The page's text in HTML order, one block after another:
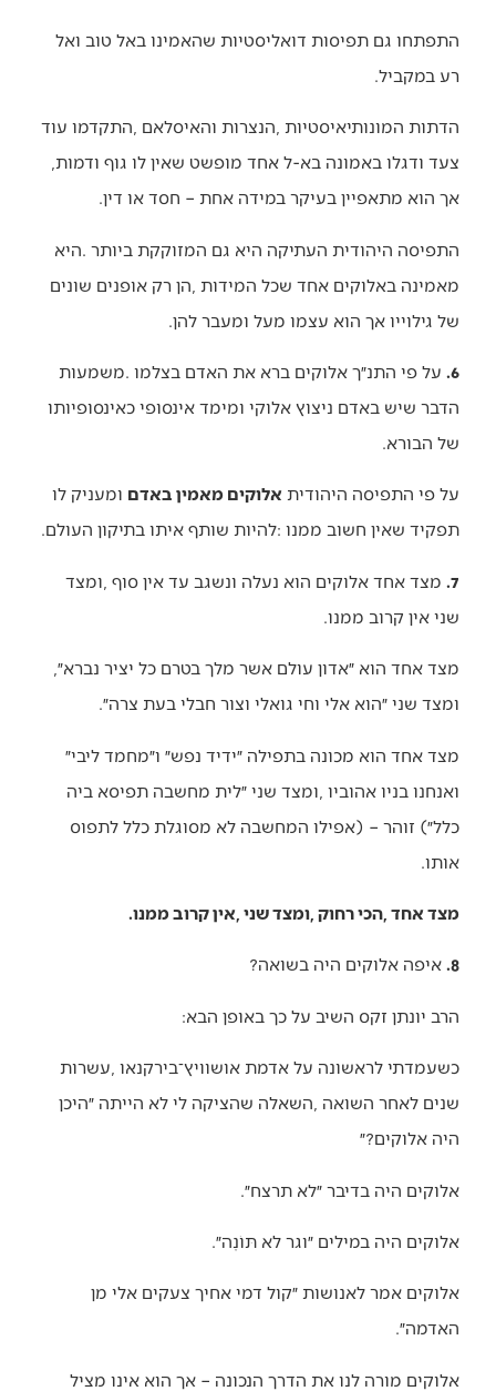
התפתחו‭ ‬גם‭ ‬תפיסות‭ ‬דואליסטיות‭ ‬שהאמינו‭ ‬באל‭ ‬טוב‭ ‬ואל‭
‬רע‭ ‬במקביל‭. ‬
הדתות‭ ‬המונותיאיסטיות‭, ‬הנצרות‭ ‬והאיסלאם‭, ‬התקדמו‭ ‬עוד‭
‬אך‭ ‬הוא‭ ‬מתאפיין‭ ‬בעיקר‭ ‬במידה‭ ‬אחת‭ – ‬חסד‭ ‬או‭ ‬דין‭. ‬
‬של‭ ‬גילוייו‭ ‬אך‭ ‬הוא‭ ‬עצמו‭ ‬מעל‭ ‬ומעבר‭ ‬להן‭. ‬
6.
‬הדבר‭ ‬שיש‭ ‬באדם‭ ‬ניצוץ‭ ‬אלוקי‭ ‬ומימד‭ ‬אינסופי‭ ‬כאינסופיותו‭
‬של‭ ‬הבורא‭. ‬
על‭ ‬פי‭ ‬התפיסה‭ ‬היהודית‭ ‬ אלוקים‭ ‬מאמין‭ ‬באדם
‭ ‬ומעניק‭ ‬לו‭
‬תפקיד‭ ‬שאין‭ ‬חשוב‭ ‬ממנו‭: ‬להיות‭ ‬שותף‭ ‬איתו‭ ‬בתיקון‭ ‬העולם‭.‬
7.
‭ ‬מצד‭ ‬אחד‭ ‬אלוקים‭ ‬הוא‭ ‬נעלה‭ ‬ונשגב‭ ‬עד‭ ‬אין‭ ‬סוף‭, ‬ומצד‭
‬שני‭ ‬אין‭ ‬קרוב‭ ‬ממנו‭. ‬
מצד‭ ‬אחד‭ ‬הוא‭ ‬״אדון‭ ‬עולם‭ ‬אשר‭ ‬מלך‭ ‬בטרם‭ ‬כל‭ ‬יציר‭ ‬נברא״‭,
‬ומצד‭ ‬שני‭ ‬״הוא‭ ‬אלי‭ ‬וחי‭ ‬גואלי‭ ‬וצור‭ ‬חבלי‭ ‬בעת‭ ‬צרה״‭. ‬
מצד‭ ‬אחד‭ ‬הוא‭ ‬מכונה‭ ‬בתפילה‭ ‬״ידיד‭ ‬נפש״‭ ‬ו״מחמד‭ ‬ליבי״‭
‬אותו‭.‬
מצד‭ ‬אחד‭, ‬הכי‭ ‬רחוק‭, ‬ומצד‭ ‬שני‭, ‬אין‭ ‬קרוב‭ ‬ממנו‭.‬
8. ‭ ‬איפה‭ ‬אלוקים‭ ‬היה‭ ‬בשואה‭?‬
הרב‭ ‬יונתן‭ ‬זקס‭ ‬השיב‭ ‬על‭ ‬כך‭ ‬באופן‭ ‬הבא‭: ‬
‬שנים‭ ‬לאחר‭ ‬השואה‭, ‬השאלה‭ ‬שהציקה‭ ‬לי‭ ‬לא‭ ‬הייתה‭ ‬״היכן‭
‬היה‭ ‬אלוקים‭?‬״
אלוקים‭ ‬היה‭ ‬בדיבר‭ ‬״לא‭ ‬תרצח״‭. ‬
אלוקים‭ ‬היה‭ ‬במילים‭ ‬״וגר‭ ‬לא‭ ‬תּוֹנֶה״‭. ‬
אלוקים‭ ‬אמר‭ ‬לאנושות‭ ‬״קול‭ ‬דמי‭ ‬אחיך‭ ‬צעקים‭ ‬אלי‭ ‬מן‭
‬האדמה״‭. ‬
אלוקים‭ ‬מורה‭ ‬לנו‭ ‬את‭ ‬הדרך‭ ‬הנכונה‭ ‬‮–‬‭ ‬אך‭ ‬הוא‭ ‬אינו‭ ‬מציל‭